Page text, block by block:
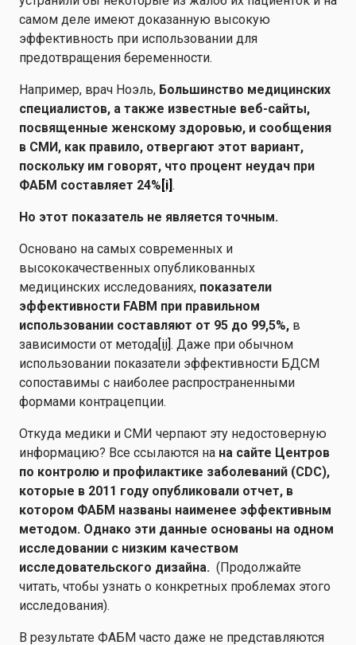
самом деле имеют доказанную высокую
эффективность при использовании для
предотвращения беременности.
Например, врач Ноэль, Большинство медицинских
специалистов, а также известные веб-сайты,
посвященные женскому здоровью, и сообщения
в СМИ, как правило, отвергают этот вариант,
поскольку им говорят, что процент неудач при
ФАБМ составляет 24% [i] .
Но этот показатель не является точным.
Основано на самых современных и
высококачественных опубликованных
медицинских исследованиях, показатели
эффективности FABM при правильном
использовании составляют от 95 до 99,5%, в
зависимости от метода[ii]. Даже при обычном
использовании показатели эффективности БДСМ
сопоставимы с наиболее распространенными
формами контрацепции.
Откуда медики и СМИ черпают эту недостоверную
информацию? Все ссылаются на на сайте Центров
по контролю и профилактике заболеваний (CDC),
которые в 2011 году опубликовали отчет, в
котором ФАБМ названы наименее эффективным
методом. Однако эти данные основаны на одном
исследовании с низким качеством
исследовательского дизайна. (Продолжайте
читать, чтобы узнать о конкретных проблемах этого
исследования).
В результате ФАБМ часто даже не представляются